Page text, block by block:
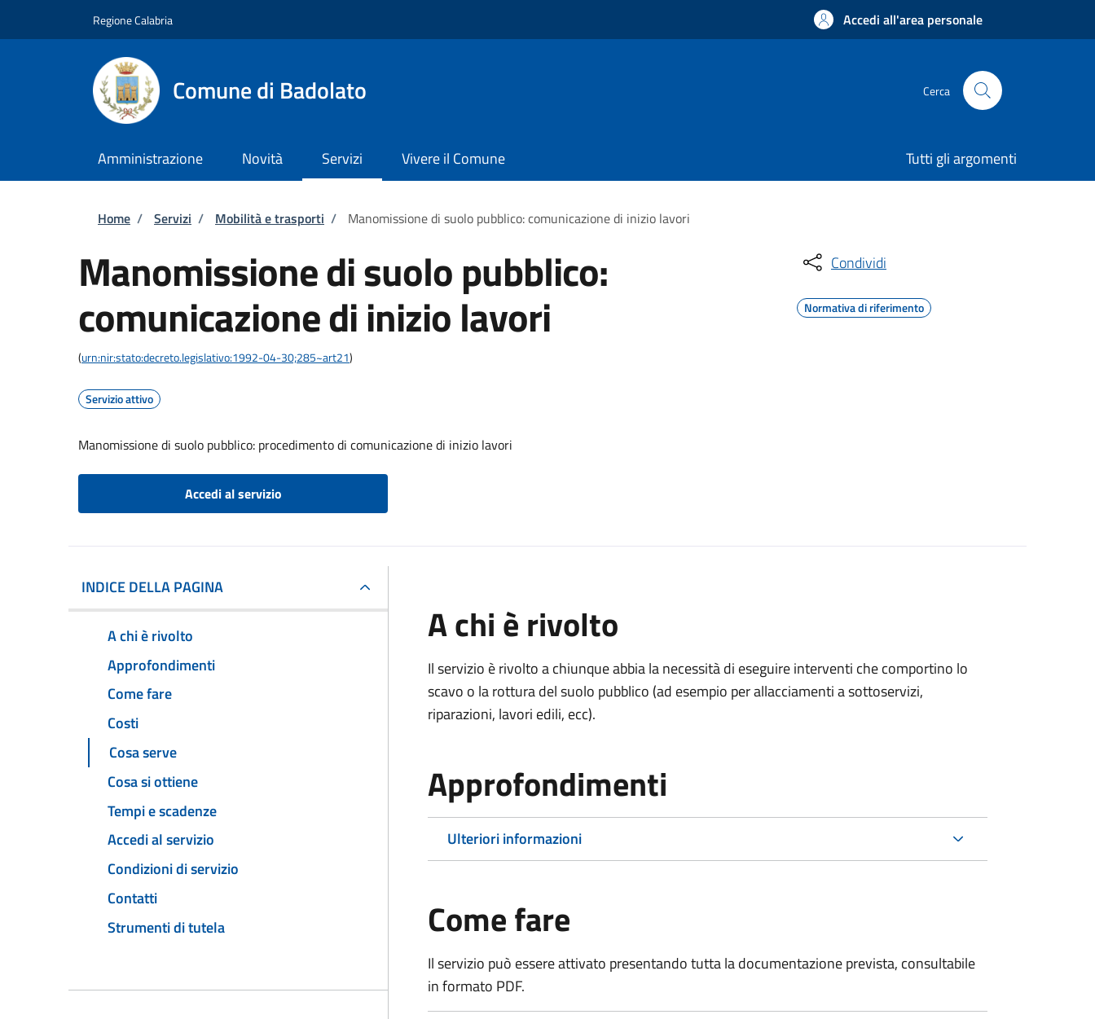
Regione Calabria Accedi all'area personale
Comune di Badolato Cerca
Amministrazione Novità Servizi Vivere il Comune Tutti gli argomenti
Briciole di pane
Home / Servizi / Mobilità e trasporti / Manomissione di suolo pubblico: comunicazione di inizio lavori
Manomissione di suolo pubblico:
comunicazione di inizio lavori
(urn:nir:stato:decreto.legislativo:1992-04-30;285~art21)
Servizio attivo
Manomissione di suolo pubblico: procedimento di comunicazione di inizio lavori
Accedi al servizio
Condividi
Normativa di riferimento
INDICE DELLA PAGINA
A chi è rivolto
Approfondimenti
Come fare
Costi
Cosa serve
Cosa si ottiene
Tempi e scadenze
Accedi al servizio
Condizioni di servizio
Contatti
Strumenti di tutela
A chi è rivolto
Il servizio è rivolto a chiunque abbia la necessità di eseguire interventi che comportino lo
scavo o la rottura del suolo pubblico (ad esempio per allacciamenti a sottoservizi,
riparazioni, lavori edili, ecc).
Approfondimenti
Ulteriori informazioni
Come fare
Il servizio può essere attivato presentando tutta la documentazione prevista, consultabile
in formato PDF.